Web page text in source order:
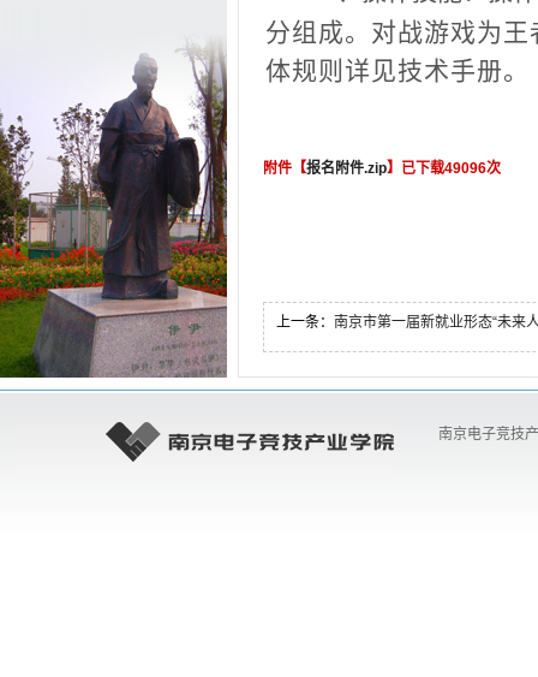
分组成。对战游戏为 王
体规则详见技术手册。
附件【报名附件.zip】已下载49096次
上一条： 南京市第一届新就业形态“未来人类杯”电子竞技员 (组队赛) 竞技大赛 暨第五届“
南京电子竞技